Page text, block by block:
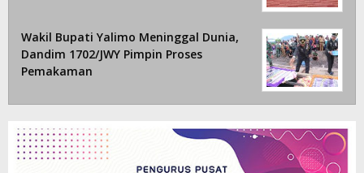
Wakil Bupati Yalimo Meninggal Dunia,
Dandim 1702/JWY Pimpin Proses
Pemakaman